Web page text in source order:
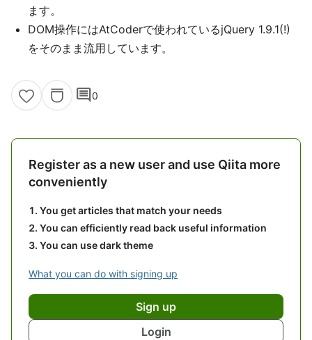
ます。
DOM操作にはAtCoderで使われているjQuery 1.9.1(!)
をそのまま流用しています。
comment0
Register as a new user and use Qiita more
conveniently
You get articles that match your needs
You can efficiently read back useful information
You can use dark theme
What you can do with signing up
Sign up
Login